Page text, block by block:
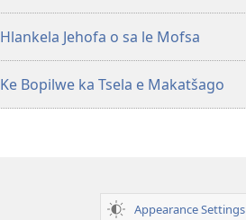
Hlankela Jehofa o sa le Mofsa
Ke Bopilwe ka Tsela e Makatšago
Appearance Settings